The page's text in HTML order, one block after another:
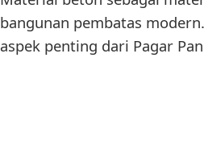
bangunan pembatas
aspek penting dari Pagar